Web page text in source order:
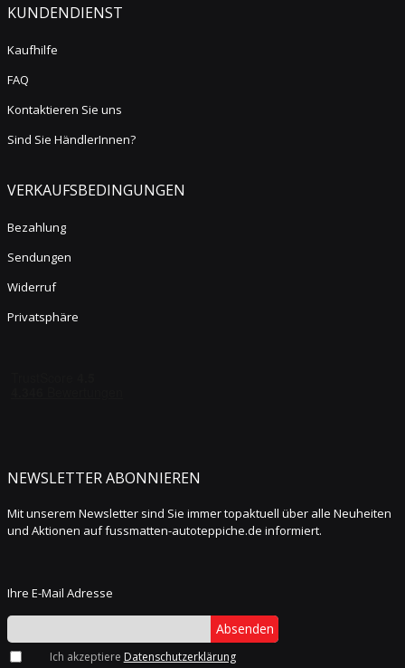
KUNDENDIENST
Kaufhilfe
FAQ
Kontaktieren Sie uns
Sind Sie HändlerInnen?
VERKAUFSBEDINGUNGEN
Bezahlung
Sendungen
Widerruf
Privatsphäre
NEWSLETTER ABONNIEREN
Mit unserem Newsletter sind Sie immer topaktuell über alle Neuheiten
und Aktionen auf fussmatten-autoteppiche.de informiert.
Ihre E-Mail Adresse
Absenden
Ich akzeptiere Datenschutzerklärung